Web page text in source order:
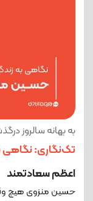
به بهانه سالروز
تک‌نگاری: نگاهی
اعظم سعادتمند
حسین منزوی هیچ